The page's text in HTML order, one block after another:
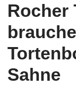
Rocher
Sahne